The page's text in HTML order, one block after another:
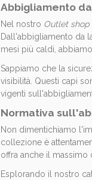
Abbigliamento
Nel nostro Outlet
Dall'abbigliamento da
mesi più caldi,
Sappiamo che la
visibilità. Questi capi
vigenti
Normativa
Non dimentichiamo
collezione è
offra anche il massimo
Esplorando il nostro